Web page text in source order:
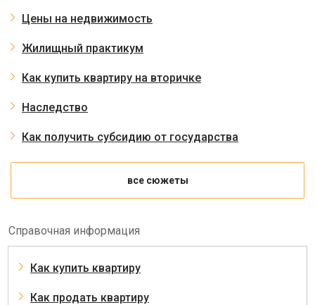
Цены на недвижимость
Жилищный практикум
Как купить квартиру на вторичке
Наследство
Как получить субсидию от государства
все сюжеты
Справочная информация
Как купить квартиру
Как продать квартиру